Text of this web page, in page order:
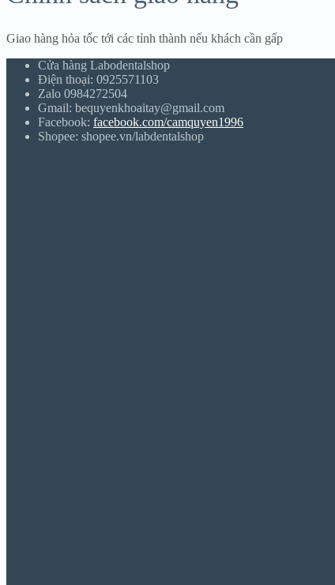
Giao hàng hỏa tốc tới các tỉnh thành nếu khách cần gấp
Cửa hàng Labodentalshop
Điện thoại: 0925571103
Zalo 0984272504
Gmail: bequyenkhoaitay@gmail.com
Facebook: facebook.com/camquyen1996
Shopee: shopee.vn/labdentalshop